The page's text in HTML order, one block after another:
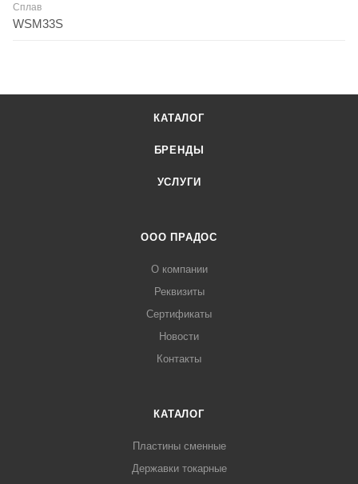
Сплав
WSM33S
КАТАЛОГ
БРЕНДЫ
УСЛУГИ
ООО ПРАДОС
О компании
Реквизиты
Сертификаты
Новости
Контакты
КАТАЛОГ
Пластины сменные
Державки токарные